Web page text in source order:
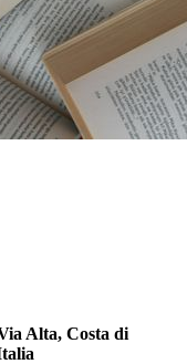
Alta, Costa di